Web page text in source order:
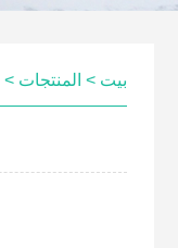
بيت > المنتجات >